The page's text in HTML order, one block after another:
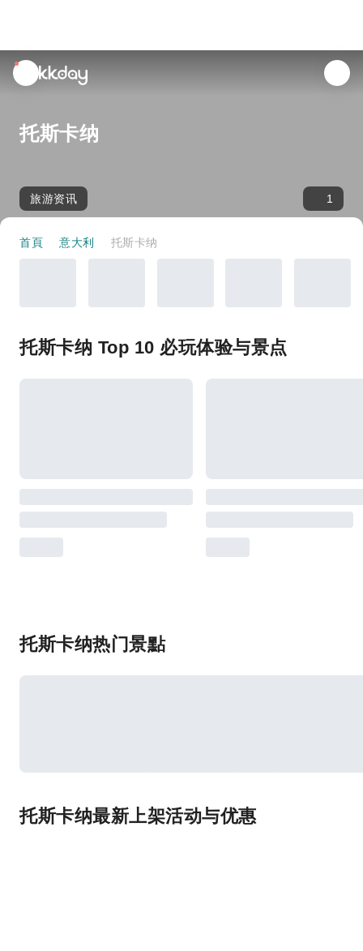
unread
notifications
托斯卡纳
旅游资讯 1
首頁 意大利 托斯卡纳
托斯卡纳 Top 10 必玩体验与景点
托斯卡纳热门景點
托斯卡纳最新上架活动与优惠